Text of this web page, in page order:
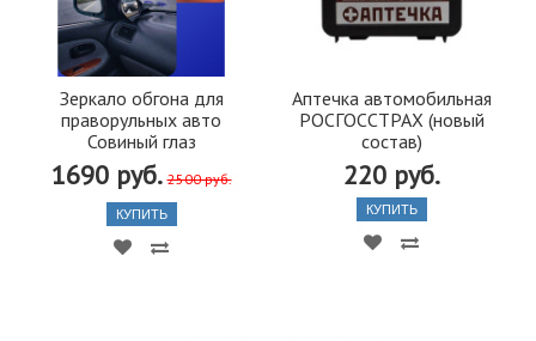
Зеркало обгона для
праворульных авто
Совиный глаз
1690 руб. 2500 руб.
КУПИТЬ
Аптечка автомобильная
РОСГОССТРАХ (новый
состав)
220 руб.
КУПИТЬ